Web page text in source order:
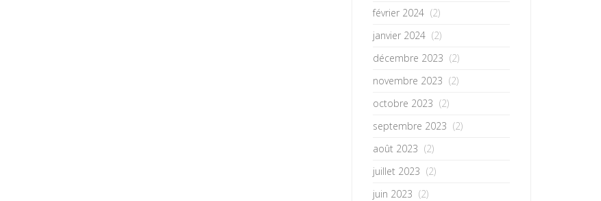
février 2024 (2)
janvier 2024 (2)
décembre 2023 (2)
novembre 2023 (2)
octobre 2023 (2)
septembre 2023 (2)
août 2023 (2)
juillet 2023 (2)
juin 2023 (2)